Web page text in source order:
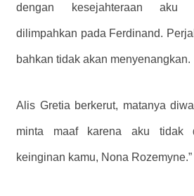
dengan kesejahteraan aku
dilimpahkan pada Ferdinand.
bahkan tidak akan menyenangkan.
Alis Gretia berkerut, matanya
minta maaf karena aku tidak
keinginan kamu, Nona Rozemyne.”